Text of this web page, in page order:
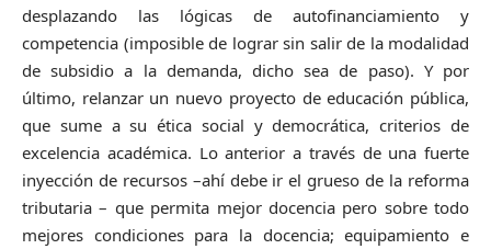
desplazando las lógicas de autofinanciamiento y
competencia (imposible de lograr sin salir de la modalidad
de subsidio a la demanda, dicho sea de paso). Y por
último, relanzar un nuevo proyecto de educación pública,
que sume a su ética social y democrática, criterios de
excelencia académica. Lo anterior a través de una fuerte
inyección de recursos –ahí debe ir el grueso de la reforma
tributaria – que permita mejor docencia pero sobre todo
mejores condiciones para la docencia; equipamiento e